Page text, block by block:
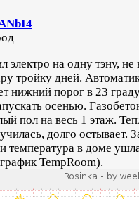
электро на одну тэну, не
тройку дней.
нижний порог в 23
осенью.
пол на весь 1 этаж.
долго остывает.
температура в доме
TempRoom).